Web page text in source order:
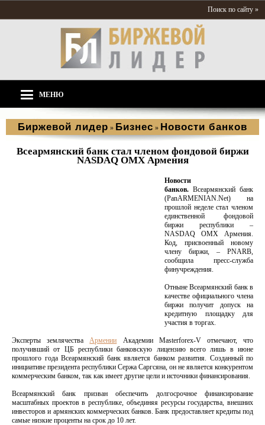
Поиск по сайту »
МЕНЮ
Биржевой лидер » Бизнес » Новости банков
Всеармянский банк стал членом фондовой биржи
NASDAQ OMX Армения
Новости
банков. Всеармянский банк
(PanARMENIAN.Net) на
прошлой неделе стал членом
единственной фондовой
биржи республики –
NASDAQ OMX Армения.
Код, присвоенный новому
члену биржи, – PNARB,
сообщила пресс-служба
финучреждения.
Отныне Всеармянский банк в
качестве официального члена
биржи получит допуск на
кредитную площадку для
участия в торгах.
Эксперты землячестваАрмении Академии Masterforex-V отмечают, что
получивший от ЦБ республики банковскую лицензию всего лишь в июне
прошлого года Всеармянский банк является банком развития. Созданный по
инициативе президента республики Сержа Саргсяна, он не является конкурентом
коммерческим банком, так как имеет другие цели и источники финансирования.
Всеармянский банк призван обеспечить долгосрочное финансирование
масштабных проектов в республике, объединяя ресурсы государства, внешних
инвесторов и армянских коммерческих банков. Банк предоставляет кредиты под
самые низкие проценты на срок до 10 лет.